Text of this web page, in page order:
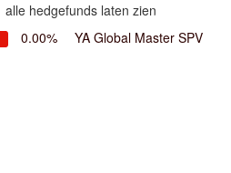
alle hedgefunds laten zien
0.00%
YA Global Master SPV